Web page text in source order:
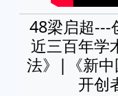
48梁启超---
近三百年学
法》|《新
开创